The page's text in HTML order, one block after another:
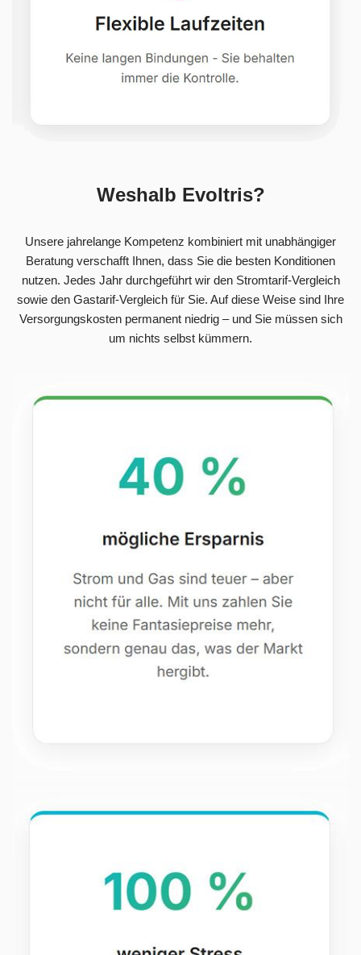
Weshalb Evoltris?
Unsere jahrelange Kompetenz kombiniert mit unabhängiger
Beratung verschafft Ihnen, dass Sie die besten Konditionen
nutzen. Jedes Jahr durchgeführt wir den Stromtarif-Vergleich
sowie den Gastarif-Vergleich für Sie. Auf diese Weise sind Ihre
Versorgungskosten permanent niedrig – und Sie müssen sich
um nichts selbst kümmern.